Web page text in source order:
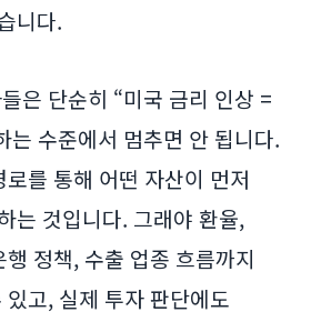
니다.
은 단순히 “미국 금리 인상 =
는 수준에서 멈추면 안 됩니다.
를 통해 어떤 자산이 먼저
는 것입니다. 그래야 환율,
정책, 수출 업종 흐름까지
고, 실제 투자 판단에도